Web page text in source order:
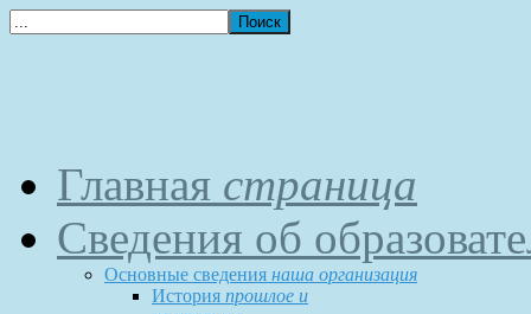
Главная страница
Сведения об
Основные сведения наша организация
История прошлое и